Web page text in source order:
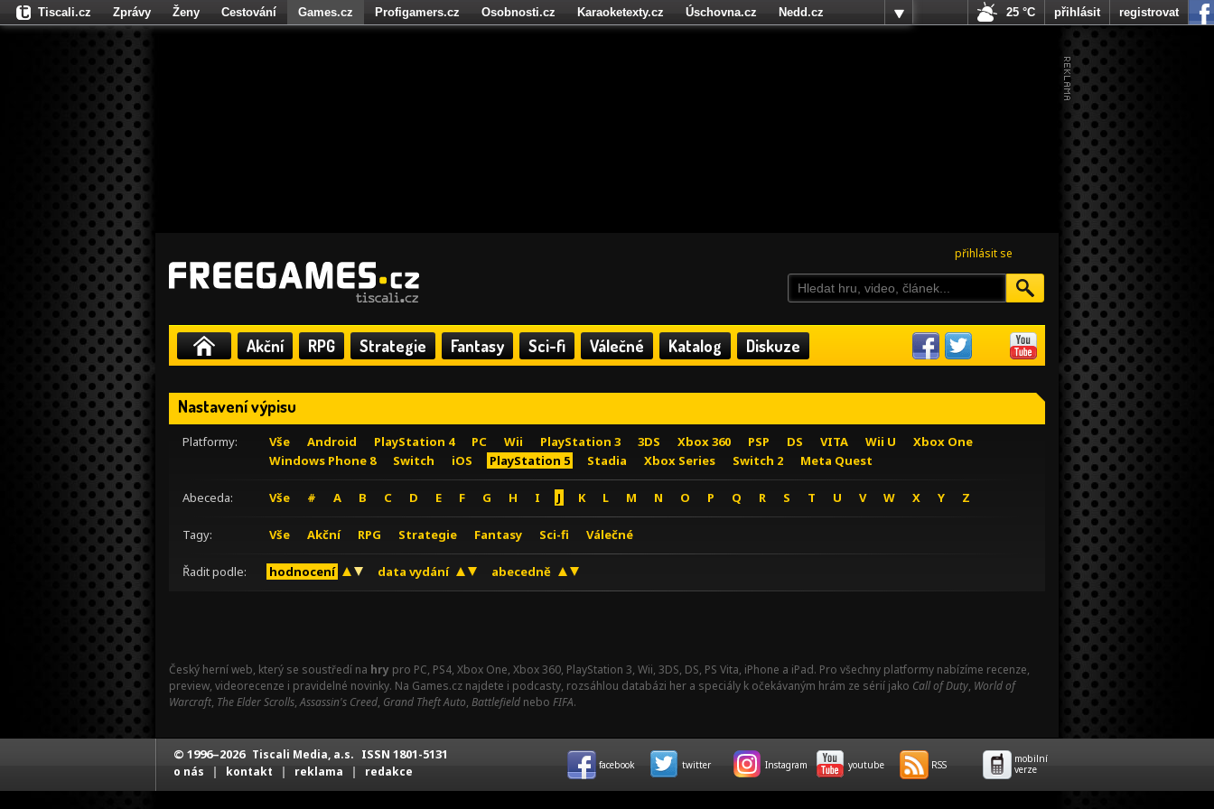
přihlásit se
Akční RPG Strategie Fantasy Sci-fi Válečné Katalog Diskuze
Nastavení výpisu
Platformy: Vše Android PlayStation 4 PC Wii PlayStation 3 3DS Xbox 360 PSP DS VITA Wii U
Xbox One
Windows Phone 8
Switch iOS PlayStation 5 Stadia Xbox Series Switch 2 Meta Quest
Abeceda: Vše # A B C D E F G H I J K L M N O P Q R S T U V W X Y Z
Tagy: Vše Akční RPG Strategie Fantasy Sci-fi Válečné
Řadit podle: hodnocení data vydání abecedně
Český herní web, který se soustředí na hry pro PC, PS4, Xbox One, Xbox 360, PlayStation 3, Wii, 3DS, DS, PS Vita, iPhone a iPad. Pro všechny platformy nabízíme recenze,
preview, videorecenze i pravidelné novinky. Na Games.cz najdete i podcasty, rozsáhlou databázi her a speciály k očekávaným hrám ze sérií jako Call of Duty, World of
Warcraft, The Elder Scrolls,Assassin's Creed, Grand Theft Auto, Battlefield nebo FIFA.
Tiscali.cz Zprávy Ženy Cestování Games.cz Profigamers.cz Osobnosti.cz Karaoketexty.cz Úschovna.cz
Nedd.cz
Fights.cz
25 °C přihlásit registrovat
© 1996–2026 Tiscali Media, a.s. ISSN 1801-5131
o nás | kontakt | reklama | redakce facebook twitter Instagram youtube RSS
mobilní
verze